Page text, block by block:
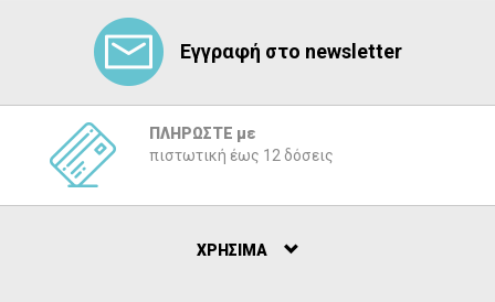
Εγγραφή στο newsletter
ΠΛΗΡΩΣΤΕ με
πιστωτική έως 12 δόσεις
ΧΡΗΣΙΜΑ